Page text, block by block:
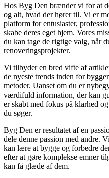
Hos Byg Den brænder vi for at
og alt, hvad der hører til. Vi er
platform for entusiaster,
skabe deres eget hjem. Vores
du kan tage de rigtige valg, når
renoveringsprojekter.
Vi tilbyder en bred vifte af
de nyeste trends inden for
metoder. Uanset om du er
værdifuld information, der kan
er skabt med fokus på klarhed
du søger.
Byg Den er resultatet af en
dele denne passion med andre.
kan lære at bygge og forbedre
efter at gøre komplekse emner
kan få glæde af dem.